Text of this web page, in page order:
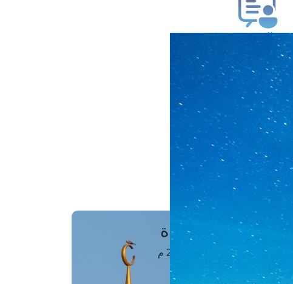
طلب فتوى
استعلام عن فتوى
حجز موعد
الفتوى الهاتفية
مَواقِيتُ الصَّـــلاة
القاهرة · 06 أغسطس 2026 م
الفجر